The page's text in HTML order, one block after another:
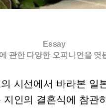
Essay
관한 다양한 오피니언을 엿
시선에서 바라본 일
인의 결혼식에 참관